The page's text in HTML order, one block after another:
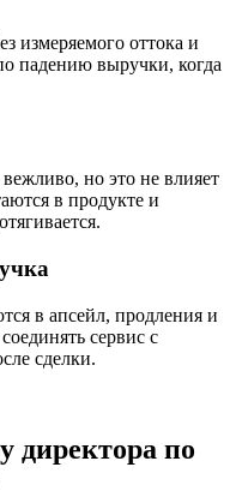
измеряемого оттока и
падению выручки, когда
но это не влияет
в продукте и
в апсейл, продления и
сервис с
сделки.
директора по